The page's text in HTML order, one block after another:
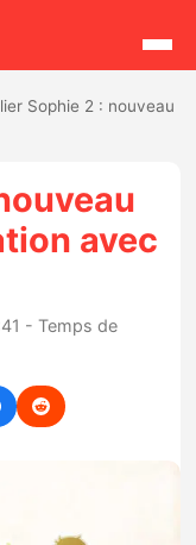
Sophie 2 : nouveau
avec
- Temps de